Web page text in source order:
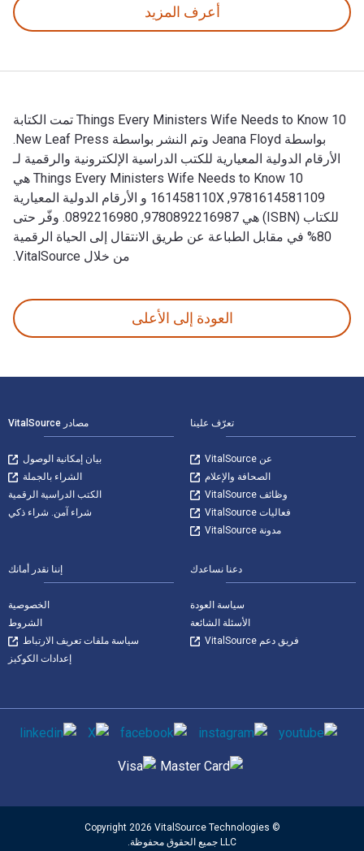
أعرف المزيد
10 Things Every Ministers Wife Needs to Know تمت الكتابة
بواسطة Jeana Floyd وتم النشر بواسطة New Leaf Press.
الأرقام الدولية المعيارية للكتب الدراسية الإلكترونية والرقمية لـ
10 Things Every Ministers Wife Needs to Know هي
9781614581109, 161458110X و الأرقام الدولية المعيارية
للكتاب (ISBN) هي 9780892216987, 0892216980. وفّر حتى
80% في مقابل الطباعة عن طريق الانتقال إلى الحياة الرقمية
من خلال VitalSource.
العودة إلى الأعلى
تعرّف علينا
عن VitalSource
الصحافة والإعلام
وظائف VitalSource
فعاليات VitalSource
مدونة VitalSource
مصادر VitalSource
بيان إمكانية الوصول
الشراء بالجملة
الكتب الدراسية الرقمية
شراء آمن. شراء ذكي
دعنا نساعدك
سياسة العودة
الأسئلة الشائعة
فريق دعم VitalSource
إننا نقدر أمانك
الخصوصية
الشروط
سياسة ملفات تعريف الارتباط
إعدادات الكوكيز
وسائل التواصل الاجتماعي
© Copyright 2026 VitalSource Technologies
LLC جميع الحقوق محفوظة.